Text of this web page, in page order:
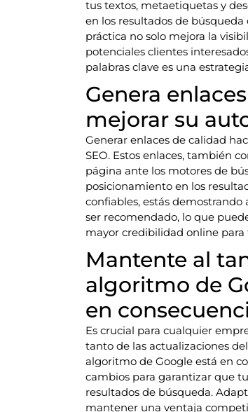
tus textos, metaetiquetas y
en los resultados de búsqueda
práctica no solo mejora la
potenciales clientes
palabras clave es una
Genera
mejorar su
Generar enlaces de calidad
SEO. Estos enlaces, también
página ante los motores de
posicionamiento en los
confiables, estás
ser recomendado, lo que
mayor credibilidad online para
Mantente al
algoritmo de
en
Es crucial para cualquier
tanto de las actualizaciones
algoritmo de Google está en
cambios para garantizar que
resultados de búsqueda.
mantener una ventaja